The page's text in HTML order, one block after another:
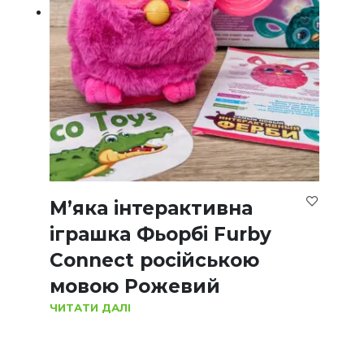
М’яка інтерактивна
іграшка Фьорбі Furby
Connect російською
мовою Рожевий
ЧИТАТИ ДАЛІ